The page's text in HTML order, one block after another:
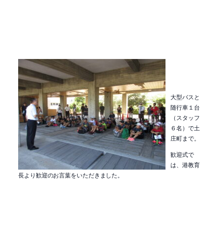
大型バスと
随行車１台
（スタッフ
６名）で土
庄町まで。
歓迎式で
は、港教育
長より歓迎のお言葉をいただきました。